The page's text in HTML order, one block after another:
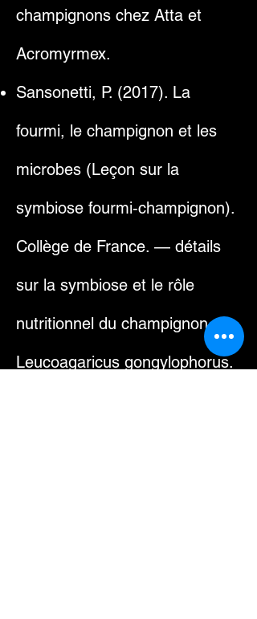
champignons chez Atta et
Acromyrmex.
Sansonetti, P. (2017). La
fourmi, le champignon et les
microbes (Leçon sur la
symbiose fourmi‑champignon).
Collège de France. — détails
sur la symbiose et le rôle
nutritionnel du champignon
Leucoagaricus gongylophorus.